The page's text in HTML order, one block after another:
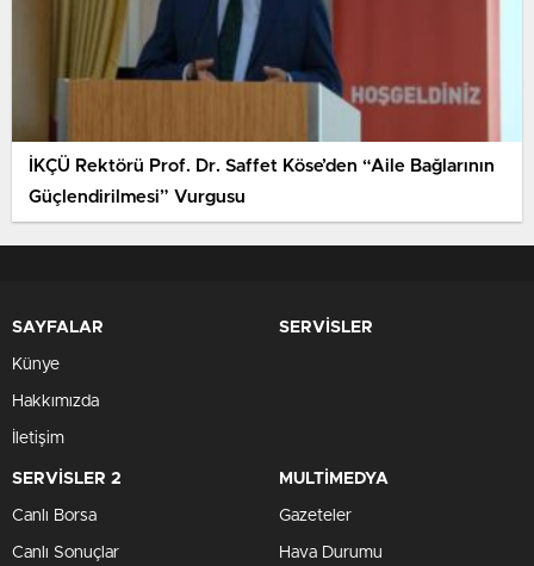
İKÇÜ Rektörü Prof. Dr. Saffet Köse’den “Aile Bağlarının
Güçlendirilmesi” Vurgusu
SAYFALAR
Künye
Hakkımızda
İletişim
SERVİSLER
SERVİSLER 2
Canlı Borsa
Canlı Sonuçlar
MULTİMEDYA
Gazeteler
Hava Durumu